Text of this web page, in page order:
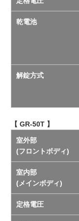
乾電池
解錠方式
【 GR-50T 】
室外部
(フロントボディ)
室内部
(メインボディ)
定格電圧